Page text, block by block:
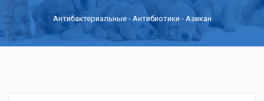
Антибактериальные- Антибиотики - Азикан